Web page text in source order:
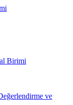
Birimi
ve